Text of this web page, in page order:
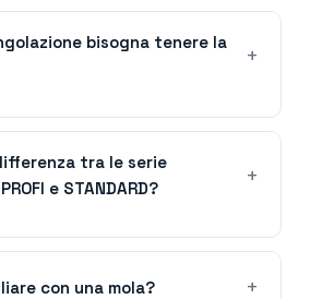
bisogna tenere la
tra le serie
e STANDARD?
con una mola?